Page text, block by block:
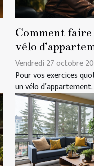
Comment faire
vélo
Vendredi 27 octobre
Pour vos exercices
un vélo